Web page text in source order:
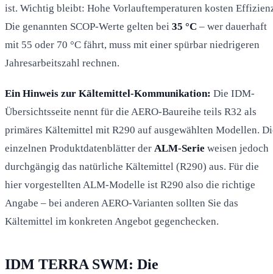
ist. Wichtig bleibt: Hohe Vorlauftemperaturen kosten
Die genannten SCOP-Werte gelten bei 35 °C – wer dauerhaft
mit 55 oder 70 °C fährt, muss mit einer spürbar niedrigeren
Jahresarbeitszahl rechnen.
Ein Hinweis zur Kältemittel-Kommunikation: Die IDM-
Übersichtsseite nennt für die AERO-Baureihe teils R32 als
primäres Kältemittel mit R290 auf ausgewählten Modellen.
einzelnen Produktdatenblätter der ALM-Serie weisen jedoch
durchgängig das natürliche Kältemittel (R290) aus. Für die
hier vorgestellten ALM-Modelle ist R290 also die richtige
Angabe – bei anderen AERO-Varianten sollten Sie das
Kältemittel im konkreten Angebot gegenchecken.
IDM TERRA SWM: Die